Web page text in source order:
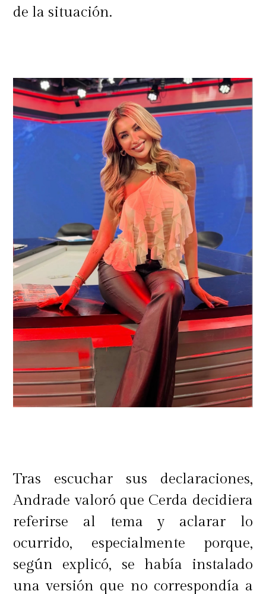
de la situación.
Tras escuchar sus declaraciones,
Andrade valoró que Cerda decidiera
referirse al tema y aclarar lo
ocurrido, especialmente porque,
según explicó, se había instalado
una versión que no correspondía a